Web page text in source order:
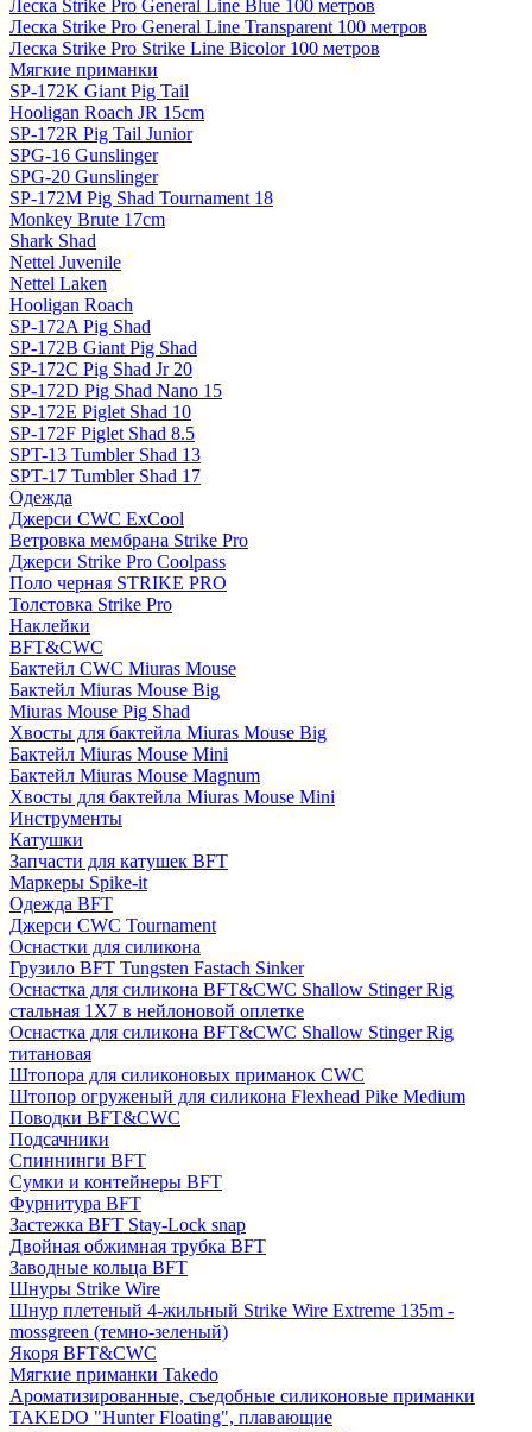
Леска Strike Pro General Line Blue 100 метров
Леска Strike Pro General Line Transparent 100 метров
Леска Strike Pro Strike Line Bicolor 100 метров
Мягкие приманки
SP-172K Giant Pig Tail
Hooligan Roach JR 15cm
SP-172R Pig Tail Junior
SPG-16 Gunslinger
SPG-20 Gunslinger
SP-172M Pig Shad Tournament 18
Monkey Brute 17cm
Shark Shad
Nettel Juvenile
Nettel Laken
Hooligan Roach
SP-172A Pig Shad
SP-172B Giant Pig Shad
SP-172C Pig Shad Jr 20
SP-172D Pig Shad Nano 15
SP-172E Piglet Shad 10
SP-172F Piglet Shad 8.5
SPT-13 Tumbler Shad 13
SPT-17 Tumbler Shad 17
Одежда
Джерси CWC ExCool
Ветровка мембрана Strike Pro
Джерси Strike Pro Coolpass
Поло черная STRIKE PRO
Толстовка Strike Pro
Наклейки
BFT&CWC
Бактейл CWC Miuras Mouse
Бактейл Miuras Mouse Big
Miuras Mouse Pig Shad
Хвосты для бактейла Miuras Mouse Big
Бактейл Miuras Mouse Mini
Бактейл Miuras Mouse Magnum
Хвосты для бактейла Miuras Mouse Mini
Инструменты
Катушки
Запчасти для катушек BFT
Маркеры Spike-it
Одежда BFT
Джерси CWC Tournament
Оснастки для силикона
Грузило BFT Tungsten Fastach Sinker
Оснастка для силикона BFT&CWC Shallow Stinger Rig
стальная 1X7 в нейлоновой оплетке
Оснастка для силикона BFT&CWC Shallow Stinger Rig
титановая
Штопора для силиконовых приманок CWC
Штопор огруженый для силикона Flexhead Pike Medium
Поводки BFT&CWC
Подсачники
Спиннинги BFT
Сумки и контейнеры BFT
Фурнитура BFT
Застежка BFT Stay-Lock snap
Двойная обжимная трубка BFT
Заводные кольца BFT
Шнуры Strike Wire
Шнур плетеный 4-жильный Strike Wire Extreme 135m -
mossgreen (темно-зеленый)
Якоря BFT&CWC
Мягкие приманки Takedo
Ароматизированные, съедобные силиконовые приманки
TAKEDO "Hunter Floating", плавающие